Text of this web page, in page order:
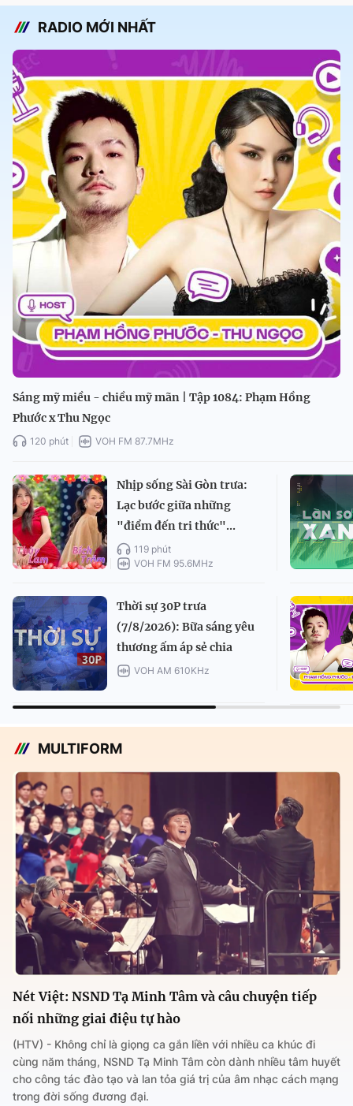
RADIO MỚI NHẤT
Sáng mỹ miều - chiều mỹ mãn | Tập 1084: Phạm Hồng
Phước x Thu Ngọc
120 phút VOH FM 87.7MHz
Nhịp sống Sài Gòn trưa:
Lạc bước giữa những
"điểm đến tri thức"...
119 phút
VOH FM 95.6MHz
Thời sự 30P trưa
(7/8/2026): Bữa sáng yêu
thương ấm áp sẻ chia
VOH AM 610KHz
MULTIFORM
Nét Việt: NSND Tạ Minh Tâm và câu chuyện tiếp
nối những giai điệu tự hào
(HTV) - Không chỉ là giọng ca gắn liền với nhiều ca khúc đi
cùng năm tháng, NSND Tạ Minh Tâm còn dành nhiều tâm huyết
cho công tác đào tạo và lan tỏa giá trị của âm nhạc cách mạng
trong đời sống đương đại.